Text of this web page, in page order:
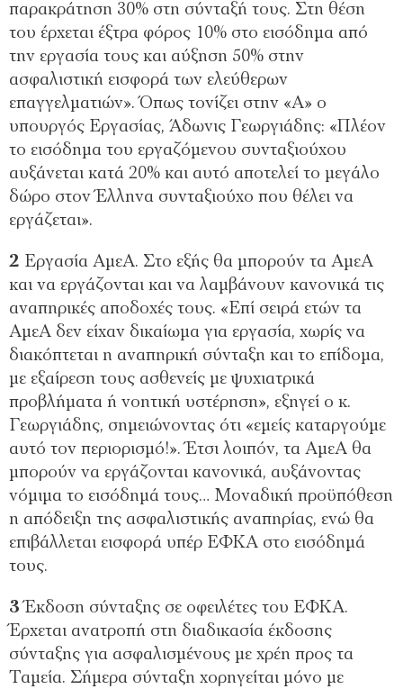
παρακράτηση 30% στη σύνταξή τους. Στη θέση
του έρχεται έξτρα φόρος 10% στο εισόδημα από
την εργασία τους και αύξηση 50% στην
ασφαλιστική εισφορά των ελεύθερων
επαγγελματιών». Όπως τονίζει στην «Α» ο
υπουργός Εργασίας, Άδωνις Γεωργιάδης: «Πλέον
το εισόδημα του εργαζόμενου συνταξιούχου
αυξάνεται κατά 20% και αυτό αποτελεί το μεγάλο
δώρο στον Έλληνα συνταξιούχο που θέλει να
εργάζεται».
2 Εργασία ΑμεΑ. Στο εξής θα μπορούν τα ΑμεΑ
και να εργάζονται και να λαμβάνουν κανονικά τις
αναπηρικές αποδοχές τους. «Επί σειρά ετών τα
ΑμεΑ δεν είχαν δικαίωμα για εργασία, χωρίς να
διακόπτεται η αναπηρική σύνταξη και το επίδομα,
με εξαίρεση τους ασθενείς με ψυχιατρικά
προβλήματα ή νοητική υστέρηση», εξηγεί ο κ.
Γεωργιάδης, σημειώνοντας ότι «εμείς καταργούμε
αυτό τον περιορισμό!». Έτσι λοιπόν, τα ΑμεΑ θα
μπορούν να εργάζονται κανονικά, αυξάνοντας
νόμιμα το εισόδημά τους… Μοναδική προϋπόθεση
η απόδειξη της ασφαλιστικής αναπηρίας, ενώ θα
επιβάλλεται εισφορά υπέρ ΕΦΚΑ στο εισόδημά
τους.
3Έκδοση σύνταξης σε οφειλέτες του ΕΦΚΑ.
Έρχεται ανατροπή στη διαδικασία έκδοσης
σύνταξης για ασφαλισμένους με χρέη προς τα
Ταμεία. Σήμερα σύνταξη χορηγείται μόνο με